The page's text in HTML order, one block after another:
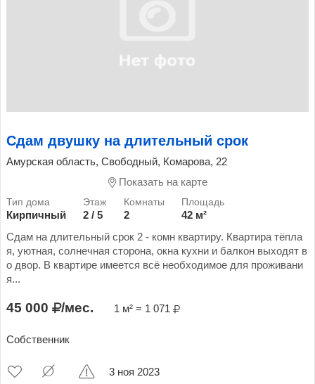
Сдам двушку на длительный срок
Амурская область, Свободный, Комарова, 22
Показать на карте
Кирпичный 2 / 5 2
42 м²
Сдам на длительный срок 2 - комн квартиру. Квартира тёпла
я, уютная, солнечная сторона, окна кухни и балкон выходят в
о двор. В квартире имеется всё необходимое для проживани
я...
45 000 /мес. 1 м² = 1 071
Собственник
3 ноя 2023